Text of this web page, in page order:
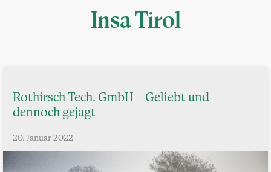
Insa Tirol
Rothirsch Tech. GmbH – Geliebt und
dennoch gejagt
20. Januar 2022